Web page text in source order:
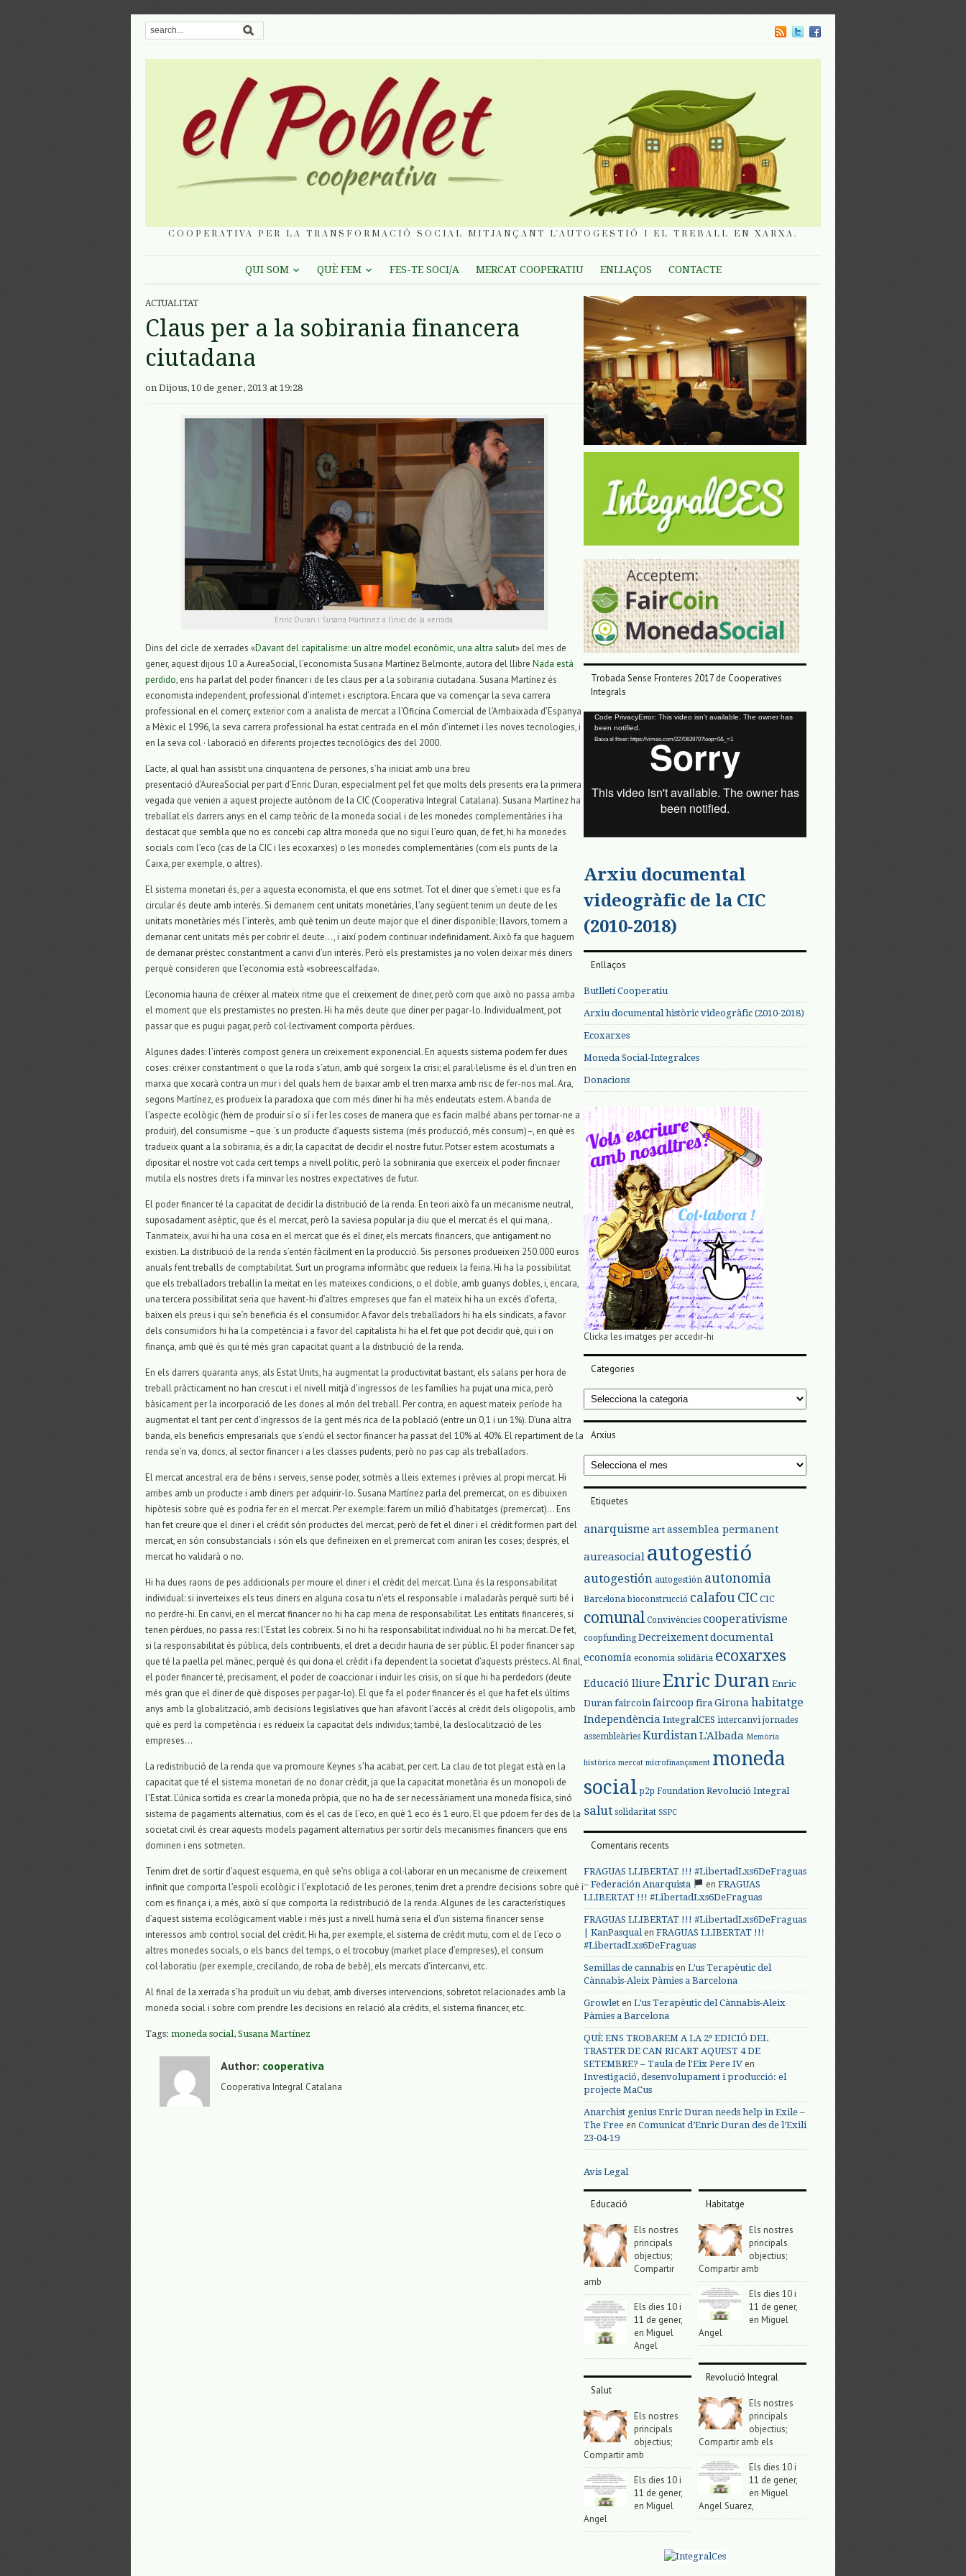
COOPERATIVA PER LA TRANSFORMACIÓ SOCIAL MITJANÇANT L'AUTOGESTIÓ I EL TREBALL EN XARXA.
QUI SOM QUÈ FEM FES-TE SOCI/A MERCAT COOPERATIU ENLLAÇOS CONTACTE
ACTUALITAT
Claus per a la sobirania financera
ciutadana
on Dijous, 10 de gener, 2013 at 19:28
Enric Duran i Susana Martínez a l’inici de la xerrada.
Dins del cicle de xerrades «Davant del capitalisme: un altre model econòmic, una altra salut» del mes de
gener, aquest dijous 10 a AureaSocial, l’economista Susana Martínez Belmonte, autora del llibre Nada está
perdido, ens ha parlat del poder financer i de les claus per a la sobirania ciutadana. Susana Martínez és
economista independent, professional d’internet i escriptora. Encara que va començar la seva carrera
professional en el comerç exterior com a analista de mercat a l’Oficina Comercial de l’Ambaixada d’Espanya
a Mèxic el 1996, la seva carrera professional ha estat centrada en el món d’internet i les noves tecnologies, i
en la seva col · laboració en diferents projectes tecnològics des del 2000.
L’acte, al qual han assistit una cinquantena de persones, s’ha iniciat amb una breu
presentació d’AureaSocial per part d’Enric Duran, especialment pel fet que molts dels presents era la primera
vegada que venien a aquest projecte autònom de la CIC (Cooperativa Integral Catalana). Susana Martínez ha
treballat els darrers anys en el camp teòric de la moneda social i de les monedes complementàries i ha
destacat que sembla que no es concebi cap altra moneda que no sigui l’euro quan, de fet, hi ha monedes
socials com l’eco (cas de la CIC i les ecoxarxes) o les monedes complementàries (com els punts de la
Caixa, per exemple, o altres).
El sistema monetari és, per a aquesta economista, el que ens sotmet. Tot el diner que s’emet i que es fa
circular és deute amb interès. Si demanem cent unitats monetàries, l’any següent tenim un deute de les
unitats monetàries més l’interès, amb què tenim un deute major que el diner disponible; llavors, tornem a
demanar cent unitats més per cobrir el deute…, i així podem continuar indefinidament. Això fa que haguem
de demanar préstec constantment a canvi d’un interès. Però els prestamistes ja no volen deixar més diners
perquè consideren que l’economia està «sobreescalfada».
L’economia hauria de créixer al mateix ritme que el creixement de diner, però com que això no passa arriba
el moment que els prestamistes no presten. Hi ha més deute que diner per pagar-lo. Individualment, pot
passar que es pugui pagar, però col·lectivament comporta pèrdues.
Algunes dades: l’interès compost genera un creixement exponencial. En aquests sistema podem fer dues
coses: créixer constantment o que la roda s’aturi, amb què sorgeix la crisi; el paral·lelisme és el d’un tren en
marxa que xocarà contra un mur i del quals hem de baixar amb el tren marxa amb risc de fer-nos mal. Ara,
segons Martínez, es produeix la paradoxa que com més diner hi ha més endeutats estem. A banda de
l’aspecte ecològic (hem de produir sí o sí i fer les coses de manera que es facin malbé abans per tornar-ne a
produir), del consumisme –que ´s un producte d’aquests sistema (més producció, més consum)–, en què es
tradueix quant a la sobirania, és a dir, la capacitat de decidir el nostre futur. Potser estem acostumats a
dipositar el nostre vot cada cert temps a nivell polític, però la sobnirania que exerceix el poder fincnaer
mutila els nostres drets i fa minvar les nostres expectatives de futur.
El poder financer té la capacitat de decidir la distribució de la renda. En teori això fa un mecanisme neutral,
suposadament asèptic, que és el mercat, però la saviesa popular ja diu que el mercat és el qui mana,.
Tanmateix, avui hi ha una cosa en el mercat que és el diner, els mercats financers, que antigament no
existien. La distribució de la renda s’entén fàcilment en la producció. Sis persones produeixen 250.000 euros
anuals fent treballs de comptabilitat. Surt un programa informàtic que redueix la feina. Hi ha la possibilitat
que els treballadors treballin la meitat en les mateixes condicions, o el doble, amb guanys dobles, i, encara,
una tercera possibilitat seria que havent-hi d’altres empreses que fan el mateix hi ha un excés d’oferta,
baixen els preus i qui se’n beneficia és el consumidor. A favor dels treballadors hi ha els sindicats, a favor
dels consumidors hi ha la competència i a favor del capitalista hi ha el fet que pot decidir què, qui i on
finança, amb què és qui té més gran capacitat quant a la distribució de la renda.
En els darrers quaranta anys, als Estat Units, ha augmentat la productivitat bastant, els salaris per hora de
treball pràcticament no han crescut i el nivell mitjà d’ingressos de les famílies ha pujat una mica, però
bàsicament per la incorporació de les dones al món del treball. Per contra, en aquest mateix període ha
augmentat el tant per cent d’ingressos de la gent més rica de la població (entre un 0,1 i un 1%). D’una altra
banda, els beneficis empresarials que s’endú el sector financer ha passat del 10% al 40%. El repartiment de la
renda se’n va, doncs, al sector financer i a les classes pudents, però no pas cap als treballadors.
El mercat ancestral era de béns i serveis, sense poder, sotmès a lleis externes i prèvies al propi mercat. Hi
arribes amb un producte i amb diners per adquirir-lo. Susana Martínez parla del premercat, on es dibuixen
hipòtesis sobre què es podria fer en el mercat. Per exemple: farem un milió d’habitatges (premercat)… Ens
han fet creure que el diner i el crèdit són productes del mercat, però de fet el diner i el crèdit formen part del
mercat, en són consubstancials i són els que defineixen en el premercat com aniran les coses; després, el
mercat ho validarà o no.
Hi ha dues raons de pes addicionals per moure el diner i el crèdit del mercat. L’una és la responsabilitat
individual: si inverteixes els teus diners en alguna cosa tu n’ets el responsable i maladaràs perquè surti bé i
no perdre-hi. En canvi, en el mercat financer no hi ha cap mena de responsabilitat. Les entitats financeres, si
tenen pèrdues, no passa res: l’Estat les cobreix. Si no hi ha responsabilitat individual no hi ha mercat. De fet,
si la responsabilitat és pública, dels contribuents, el dret a decidir hauria de ser públic. El poder financer sap
que té la paella pel mànec, perquè és qui dona el crèdit i fa dependent la societat d’aquests préstecs. Al final,
el poder financer té, precisament, el poder de coaccionar i induir les crisis, on sí que hi ha perdedors (deute
més gran que el diner de què disposes per pagar-lo). El que fa el poder financer és el que ha fet els últims
anys amb la globalització, amb decisions legislatives que han afavorit l’accés al crèdit dels oligopolis, amb
què es perd la competència i es redueix la capacitat dels individus; també, la deslocalització de les
empreses…
La redistribució de la renda que va promoure Keynes s’ha acabat, per cert. La clau de tot plegat està en la
capacitat que té el sistema monetari de no donar crèdit, ja que la capacitat monetària és un monopoli de
l’Estat. L’única sortida es crear la moneda pròpia, que no ha de ser necessàriament una moneda física, sinó
sistema de pagaments alternatius, com és el cas de l’eco, en què 1 eco és 1 euro. El que pdoem fer des de la
societat civil és crear aquests models pagament alternatius per sortir dels mecanismes financers que ens
dominen i ens sotmeten.
Tenim dret de sortir d’aquest esquema, en què se’ns obliga a col·laborar en un mecanisme de creixement
infinit que comporta l’espoli ecològic i l’explotació de les perones, tenim dret a prendre decisions sobre què i
com es finança i, a més, això sí que comporta la redistribució de la renda. Algunes de les característiques
d’aquest sistema ecològicament viable i més just a nivell humà seria el d’un sistema financer sense
interessos amb control social del crèdit. Hi ha, per exemple, el sistema de crèdit mutu, com el de l’eco o
altres monedes socials, o els bancs del temps, o el trocobuy (market place d’empreses), el consum
col·laboratiu (per exemple, crecilando, de roba de bebè), els mercats d’intercanvi, etc.
Al final de la xerrada s’ha produït un viu debat, amb diverses intervencions, sobretot relacionades amb la
moneda social i sobre com prendre les decisions en relació ala crèdits, el sistema financer, etc.
Tags: moneda social, Susana Martínez
Author: cooperativa
Cooperativa Integral Catalana
Trobada Sense Fronteres 2017 de Cooperatives
Integrals
Reproductor
vídeo
Code PrivacyError: This video isn't available. The owner has
been notified.
Baixa el fitxer: https://vimeo.com/227063970?loop=0&_=1
Arxiu documental
videogràfic de la CIC
(2010-2018)
Enllaços
Butlletí Cooperatiu
Arxiu documental històric videogràfic (2010-2018)
Ecoxarxes
Moneda Social-Integralces
Donacions
Clicka les imatges per accedir-hi
Categories
Categories
Arxius
Arxius
Etiquetes
anarquisme art assemblea permanent
aureasocial autogestió
autogestión autogestión autonomia
Barcelona bioconstrucció calafou CIC CIC
comunal Convivències cooperativisme
coopfunding Decreixementdocumental
economia economia solidària ecoxarxes
Educació lliure Enric Duran Enric
Duran faircoin faircoop fira Girona habitatge
Independència IntegralCES intercanvi jornades
assembleàries Kurdistan L'Albada Memòria
històrica mercat microfinançament moneda
social p2p Foundation Revolució Integral
salut solidaritat SSPC
Comentaris recents
FRAGUAS LLIBERTAT !!! #LibertadLxs6DeFraguas
– Federación Anarquista
en FRAGUAS
LLIBERTAT !!! #LibertadLxs6DeFraguas
FRAGUAS LLIBERTAT !!! #LibertadLxs6DeFraguas
| KanPasqualen FRAGUAS LLIBERTAT !!!
#LibertadLxs6DeFraguas
Semillas de cannabis en L’us Terapèutic del
Cànnabis-Aleix Pàmies a Barcelona
Growlet en L’us Terapèutic del Cànnabis-Aleix
Pàmies a Barcelona
QUÈ ENS TROBAREM A LA 2ª EDICIÓ DEL
TRASTER DE CAN RICART AQUEST 4 DE
SETEMBRE? – Taula de l'Eix Pere IV en
Investigació, desenvolupament i producció: el
projecte MaCus
Anarchist genius Enric Duran needs help in Exile –
The Free en Comunicat d’Enric Duran des de l’Exili
23-04-19
Avis Legal
Educació
Els nostres
principals
objectius;
Compartir
amb
Els dies 10 i
11 de gener,
en Miguel
Angel
Salut
Els nostres
principals
objectius;
Compartir amb
Els dies 10 i
11 de gener,
en Miguel
Angel
Habitatge
Els nostres
principals
objectius;
Compartir amb
Els dies 10 i
11 de gener,
en Miguel
Angel
Revolució Integral
Els nostres
principals
objectius;
Compartir amb els
Els dies 10 i
11 de gener,
en Miguel
Angel Suarez,